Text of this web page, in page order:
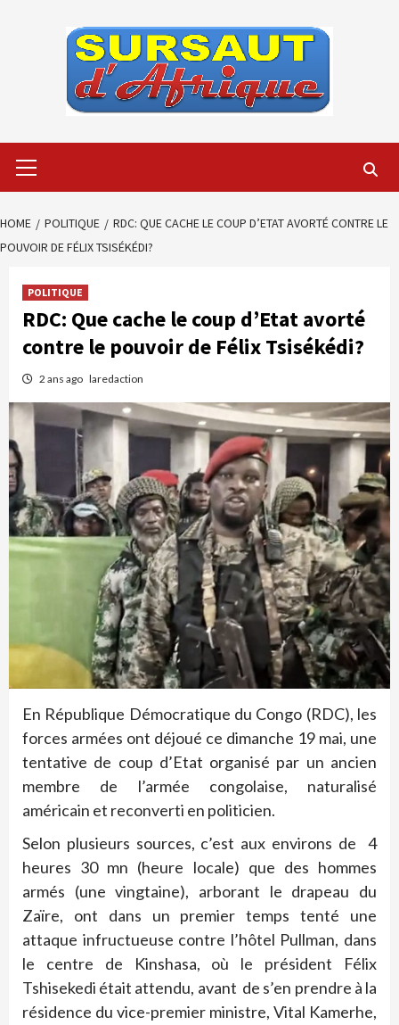
Menu
HOME POLITIQUE
RDC: QUE CACHE LE COUP D’ETAT AVORTÉ CONTRE LE
POUVOIR DE FÉLIX TSISÉKÉDI?
POLITIQUE
RDC: Que cache le coup d’Etat avorté
contre le pouvoir de Félix Tsisékédi?
2 ans ago laredaction
En République Démocratique du Congo (RDC), les
forces armées ont déjoué ce dimanche 19 mai, une
tentative de coup d’Etat organisé par un ancien
membre de l’armée congolaise, naturalisé
américain et reconverti en politicien.
Selon plusieurs sources, c’est aux environs de 4
heures 30 mn (heure locale) que des hommes
armés (une vingtaine), arborant le drapeau du
Zaïre, ont dans un premier temps tenté une
attaque infructueuse contre l’hôtel Pullman, dans
le centre de Kinshasa, où le président Félix
Tshisekedi était attendu, avant de s’en prendre à la
résidence du vice-premier ministre, Vital Kamerhe,